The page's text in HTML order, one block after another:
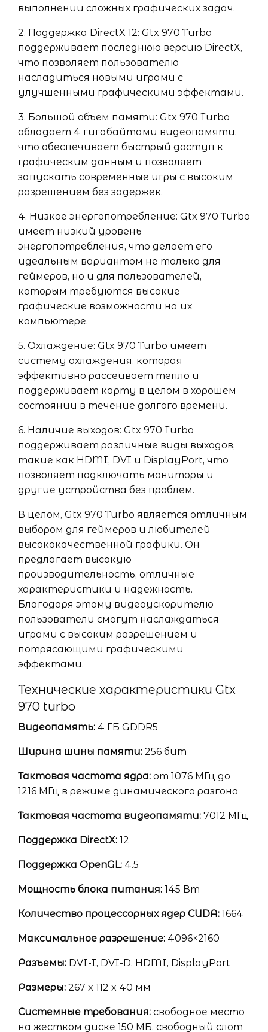
выполнении сложных графических задач.
2. Поддержка DirectX 12: Gtx 970 Turbo
поддерживает последнюю версию DirectX,
что позволяет пользователю
насладиться новыми играми с
улучшенными графическими эффектами.
3. Большой объем памяти: Gtx 970 Turbo
обладает 4 гигабайтами видеопамяти,
что обеспечивает быстрый доступ к
графическим данным и позволяет
запускать современные игры с высоким
разрешением без задержек.
4. Низкое энергопотребление: Gtx 970 Turbo
имеет низкий уровень
энергопотребления, что делает его
идеальным вариантом не только для
геймеров, но и для пользователей,
которым требуются высокие
графические возможности на их
компьютере.
5. Охлаждение: Gtx 970 Turbo имеет
систему охлаждения, которая
эффективно рассеивает тепло и
поддерживает карту в целом в хорошем
состоянии в течение долгого времени.
6. Наличие выходов: Gtx 970 Turbo
поддерживает различные виды выходов,
такие как HDMI, DVI и DisplayPort, что
позволяет подключать мониторы и
другие устройства без проблем.
В целом, Gtx 970 Turbo является отличным
выбором для геймеров и любителей
высококачественной графики. Он
предлагает высокую
производительность, отличные
характеристики и надежность.
Благодаря этому видеоускорителю
пользователи смогут наслаждаться
играми с высоким разрешением и
потрясающими графическими
эффектами.
Технические характеристики Gtx
970 turbo
Видеопамять: 4 ГБ GDDR5
Ширина шины памяти: 256 бит
Тактовая частота ядра: от 1076 МГц до
1216 МГц в режиме динамического разгона
Тактовая частота видеопамяти: 7012 МГц
Поддержка DirectX: 12
Поддержка OpenGL: 4.5
Мощность блока питания: 145 Вт
Количество процессорных ядер CUDA: 1664
Максимальное разрешение: 4096×2160
Разъемы: DVI-I, DVI-D, HDMI, DisplayPort
Размеры: 267 x 112 x 40 мм
Системные требования: свободное место
на жестком диске 150 МБ, свободный слот